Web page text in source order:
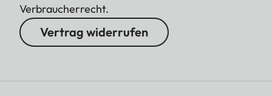
Verbraucherrecht.
Vertrag widerrufen